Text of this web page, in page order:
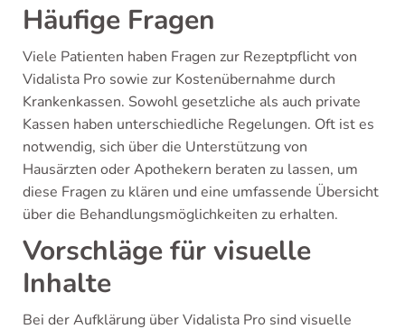
Häufige Fragen
Viele Patienten haben Fragen zur Rezeptpflicht von
Vidalista Pro sowie zur Kostenübernahme durch
Krankenkassen. Sowohl gesetzliche als auch private
Kassen haben unterschiedliche Regelungen. Oft ist es
notwendig, sich über die Unterstützung von
Hausärzten oder Apothekern beraten zu lassen, um
diese Fragen zu klären und eine umfassende Übersicht
über die Behandlungsmöglichkeiten zu erhalten.
Vorschläge für visuelle
Inhalte
Bei der Aufklärung über Vidalista Pro sind visuelle